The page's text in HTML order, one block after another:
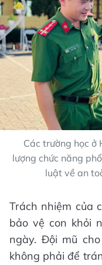
Các trường học ở
lượng chức năng
luật về an
Trách nhiệm của
bảo vệ con khỏi
ngày. Đội mũ
không phải để